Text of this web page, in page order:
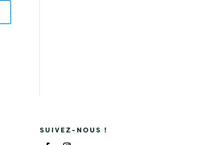
SUIVEZ-NOUS !